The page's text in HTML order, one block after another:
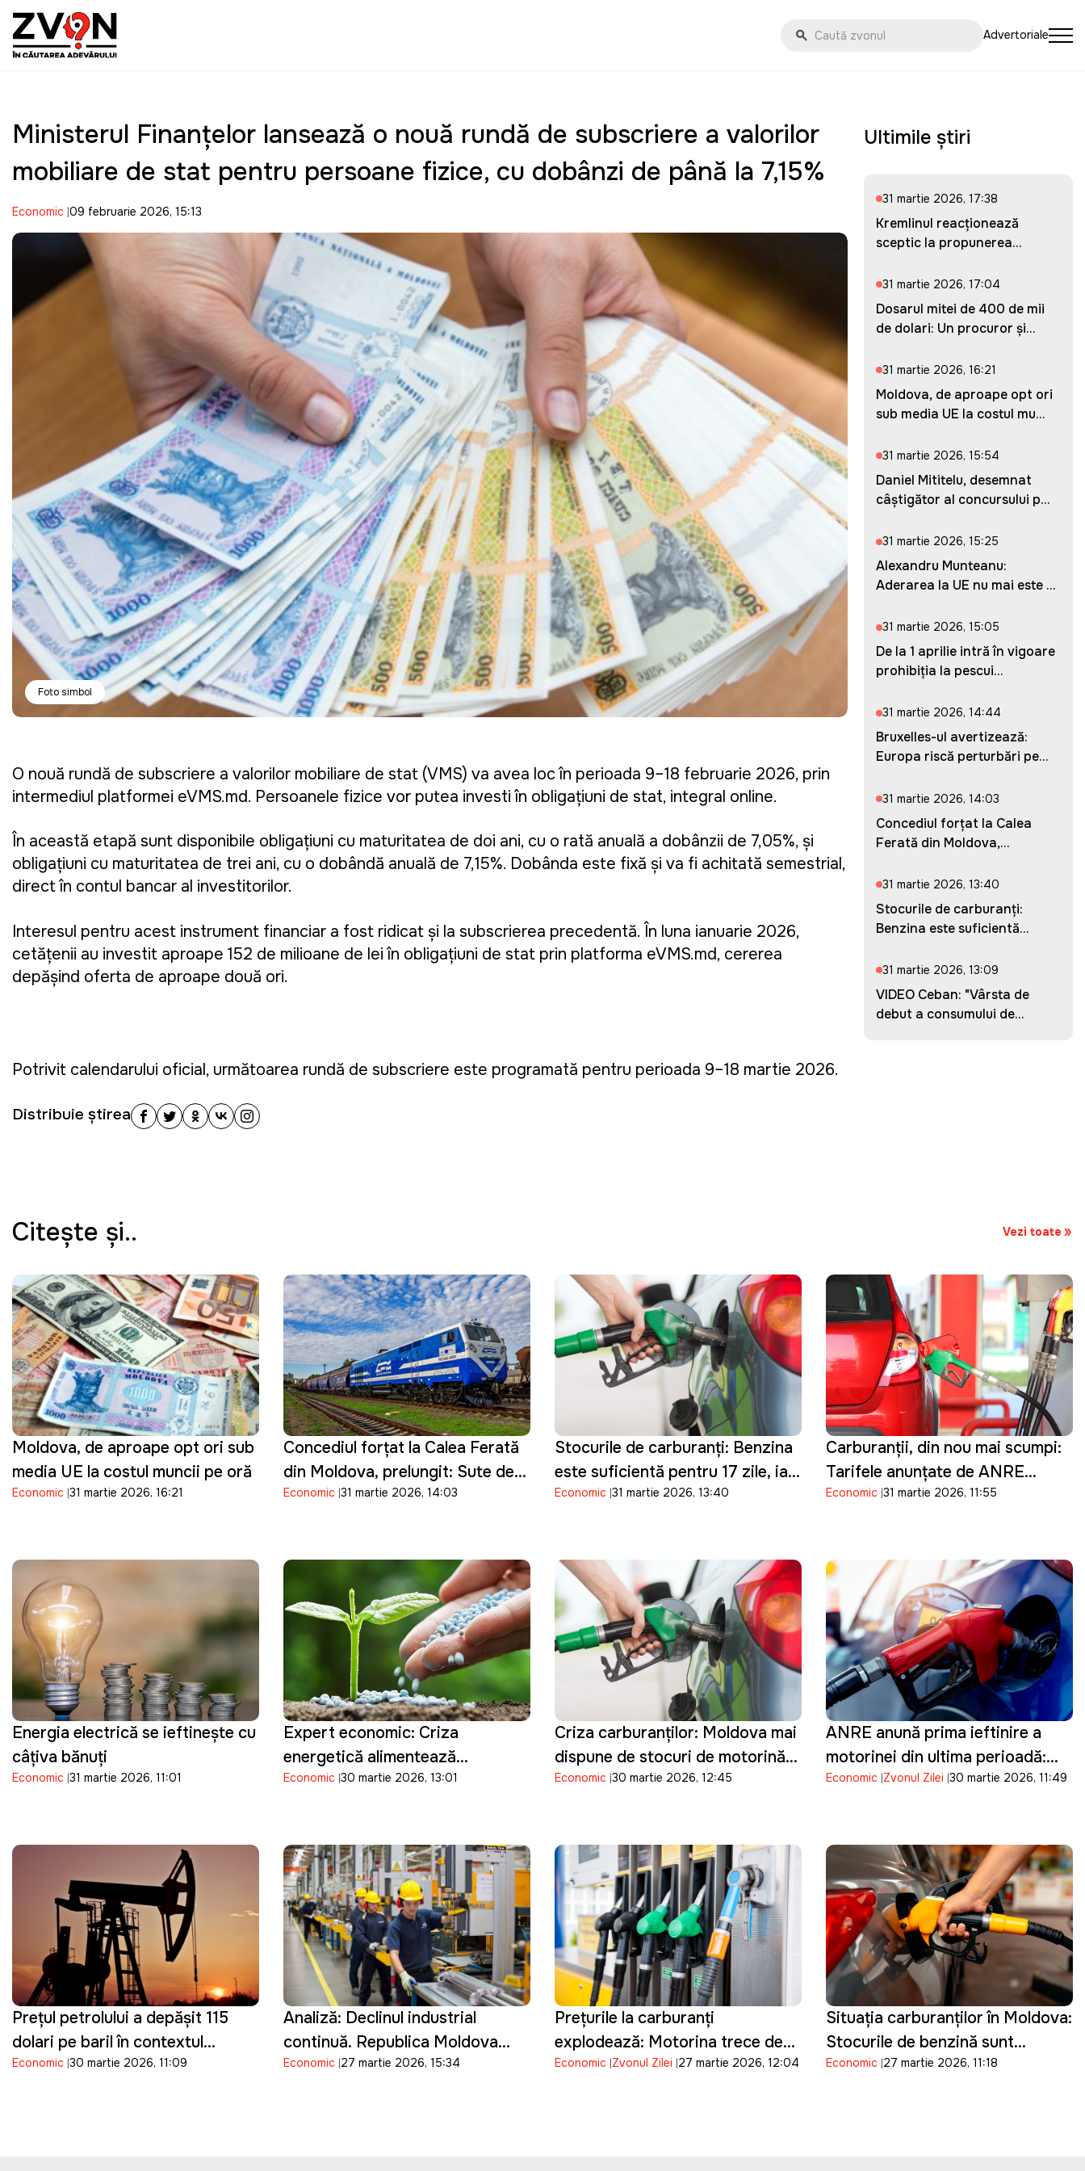
Advertoriale
Ministerul Finanțelor lansează o nouă rundă de subscriere a valorilor
mobiliare de stat pentru persoane fizice, cu dobânzi de până la 7,15%
Economic 09 februarie 2026, 15:13
Foto simbol
O nouă rundă de subscriere a valorilor mobiliare de stat (VMS) va avea loc în perioada 9–18 februarie 2026, prin
intermediul platformei eVMS.md. Persoanele fizice vor putea investi în obligațiuni de stat, integral online.
În această etapă sunt disponibile obligațiuni cu maturitatea de doi ani, cu o rată anuală a dobânzii de 7,05%, și
obligațiuni cu maturitatea de trei ani, cu o dobândă anuală de 7,15%. Dobânda este fixă și va fi achitată semestrial,
direct în contul bancar al investitorilor.
Interesul pentru acest instrument financiar a fost ridicat și la subscrierea precedentă. În luna ianuarie 2026,
cetățenii au investit aproape 152 de milioane de lei în obligațiuni de stat prin platforma eVMS.md, cererea
depășind oferta de aproape două ori.
Potrivit calendarului oficial, următoarea rundă de subscriere este programată pentru perioada 9–18 martie 2026.
Distribuie știrea
Ultimile știri
31 martie 2026, 17:38
Kremlinul reacționează
sceptic la propunerea
31 martie 2026, 17:04
Dosarul mitei de 400 de mii
de dolari: Un procuror și...
31 martie 2026, 16:21
Moldova, de aproape opt ori
sub media UE la costul mu...
31 martie 2026, 15:54
Daniel Mititelu, desemnat
câștigător al concursului p...
31 martie 2026, 15:25
Alexandru Munteanu:
Aderarea la UE nu mai este o
31 martie 2026, 15:05
De la 1 aprilie intră în vigoare
prohibiția la pescui...
31 martie 2026, 14:44
Bruxelles-ul avertizează:
Europa riscă perturbări pe...
31 martie 2026, 14:03
Concediul forțat la Calea
Ferată din Moldova,
31 martie 2026, 13:40
Stocurile de carburanți:
Benzina este suficientă
31 martie 2026, 13:09
VIDEO Ceban: "Vârsta de
debut a consumului de
Citeşte şi.. Vezi toate
Moldova, de aproape opt ori sub
media UE la costul muncii pe oră
Economic 31 martie 2026, 16:21
Concediul forțat la Calea Ferată
din Moldova, prelungit: Sute de
angajați vor reveni la muncă abia
Economic 31 martie 2026, 14:03
Stocurile de carburanți: Benzina
este suficientă pentru 17 zile, iar
motorina pentru șapte zile de
Economic 31 martie 2026, 13:40
Carburanții, din nou mai scumpi:
Tarifele anunţate de ANRE
pentru 1 aprilie
Economic 31 martie 2026, 11:55
Energia electrică se ieftineşte cu
câţiva bănuţi
Economic 31 martie 2026, 11:01
Expert economic: Criza
energetică alimentează
scumpirea îngrășămintelor și
Economic 30 martie 2026, 13:01
Criza carburanților: Moldova mai
dispune de stocuri de motorină
pentru doar șase zile
Economic 30 martie 2026, 12:45
ANRE anunță prima ieftinire a
motorinei din ultima perioadă:
Prețul scade cu 17 bani
Economic Zvonul Zilei 30 martie 2026, 11:49
Prețul petrolului a depășit 115
dolari pe baril în contextul
conflictului din Orientul Mijlociu
Economic 30 martie 2026, 11:09
Analiză: Declinul industrial
continuă. Republica Moldova
riscă să piardă definitiv
Economic 27 martie 2026, 15:34
Prețurile la carburanți
explodează: Motorina trece de
32 de lei pe litru
Economic Zvonul Zilei 27 martie 2026, 12:04
Situația carburanților în Moldova:
Stocurile de benzină sunt
suficiente pentru 15 zile, iar cele
Economic 27 martie 2026, 11:18